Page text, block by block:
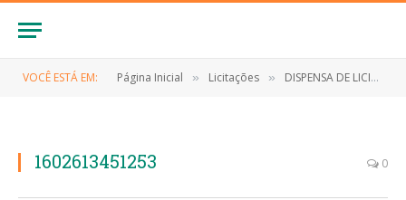
VOCÊ ESTÁ EM: Página Inicial » Licitações » DISPENSA DE LICITAÇÃO Nº 033/2020 (CONTRATAÇÃO DE EMPRESA PARA AQUISIÇÃO DE EQUIPAMENTO DE PROTEÇÃO INDIVIDUAL-EPI)
1602613451253 0